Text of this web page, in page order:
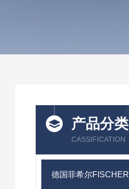
产品分类
CASSIFICATION
德国菲希尔FISCHER